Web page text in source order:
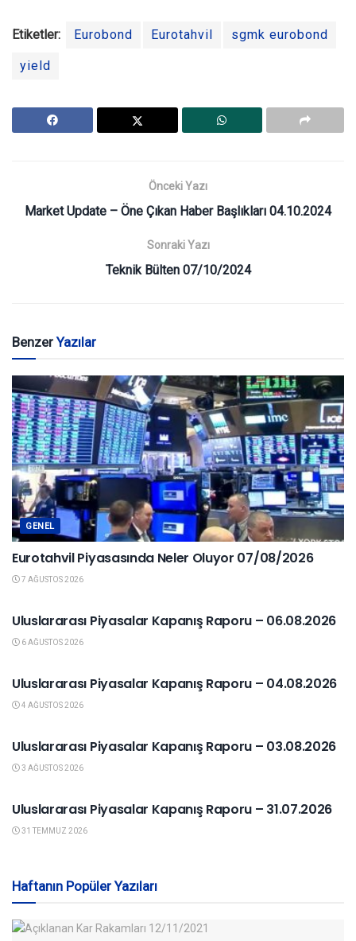
Etiketler: Eurobond Eurotahvil sgmk eurobond
yield
Önceki Yazı
Market Update – Öne Çıkan Haber Başlıkları 04.10.2024
Sonraki Yazı
Teknik Bülten 07/10/2024
BenzerYazılar
GENEL
Eurotahvil Piyasasında Neler Oluyor 07/08/2026
7 AĞUSTOS 2026
Uluslararası Piyasalar Kapanış Raporu – 06.08.2026
6 AĞUSTOS 2026
Uluslararası Piyasalar Kapanış Raporu – 04.08.2026
4 AĞUSTOS 2026
Uluslararası Piyasalar Kapanış Raporu – 03.08.2026
3 AĞUSTOS 2026
Uluslararası Piyasalar Kapanış Raporu – 31.07.2026
31 TEMMUZ 2026
Haftanın Popüler Yazıları